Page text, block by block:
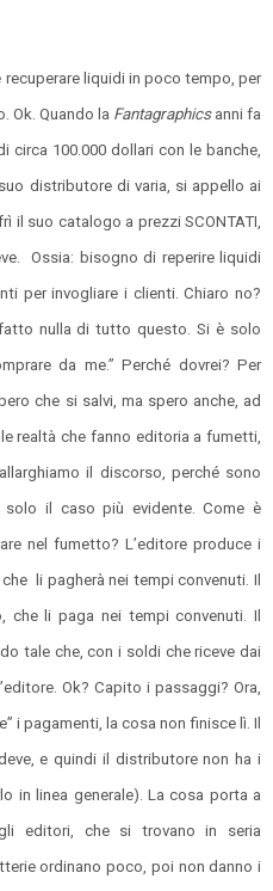
recuperare liquidi in poco tempo, per
Ok. Quando la Fantagraphicsanni fa
100.000 dollari con le banche,
distributore di varia, si appello ai
il suo catalogo a prezzi SCONTATI,
Ossia: bisogno di reperire liquidi
per invogliare i clienti. Chiaro no?
nulla di tutto questo. Si è solo
da me.” Perché dovrei? Per
che si salvi, ma spero anche, ad
realtà che fanno editoria a fumetti,
il discorso, perché sono
solo il caso più evidente. Come è
nel fumetto? L’editore produce i
li pagherà nei tempi convenuti. Il
che li paga nei tempi convenuti. Il
tale che, con i soldi che riceve dai
Ok? Capito i passaggi? Ora,
i pagamenti, la cosa non finisce lì. Il
e quindi il distributore non ha i
in linea generale). La cosa porta a
editori, che si trovano in seria
ordinano poco, poi non danno i